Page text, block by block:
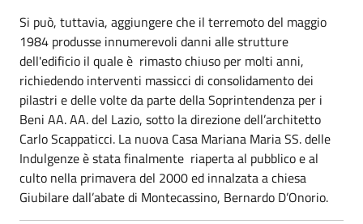
Si può, tuttavia, aggiungere che il terremoto del maggio
1984 produsse innumerevoli danni alle strutture
dell'edificio il quale è rimasto chiuso per molti anni,
richiedendo interventi massicci di consolidamento dei
pilastri e delle volte da parte della Soprintendenza per i
Beni AA. AA. del Lazio, sotto la direzione dell’architetto
Carlo Scappaticci. La nuova Casa Mariana Maria SS. delle
Indulgenze è stata finalmente riaperta al pubblico e al
culto nella primavera del 2000 ed innalzata a chiesa
Giubilare dall’abate di Montecassino, Bernardo D’Onorio.